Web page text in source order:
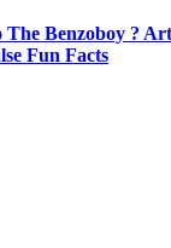
Benzoboy ?
Fun Facts